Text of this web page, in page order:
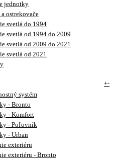
jednotky
a ostrekovače
svetlá do 1994
svetlá od 1994 do 2009
svetlá od 2009 do 2021
svetlá od 2021
+-
systém
- Bronto
- Komfort
- Poľovník
- Urban
exteriéru
exteriéru - Bronto